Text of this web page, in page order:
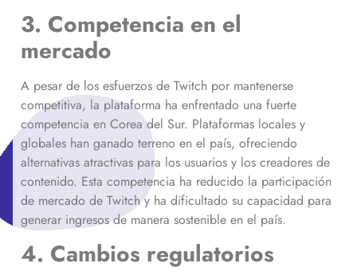
3. Competencia en el
mercado
A pesar de los esfuerzos de Twitch por mantenerse
competitiva, la plataforma ha enfrentado una fuerte
competencia en Corea del Sur. Plataformas locales y
globales han ganado terreno en el país, ofreciendo
alternativas atractivas para los usuarios y los creadores de
contenido. Esta competencia ha reducido la participación
de mercado de Twitch y ha dificultado su capacidad para
generar ingresos de manera sostenible en el país.
4. Cambios regulatorios